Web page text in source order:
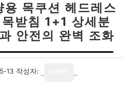
용 목쿠션 헤드레스
받침 1+1 상세분
안전의 완벽 조화
13 작성자: